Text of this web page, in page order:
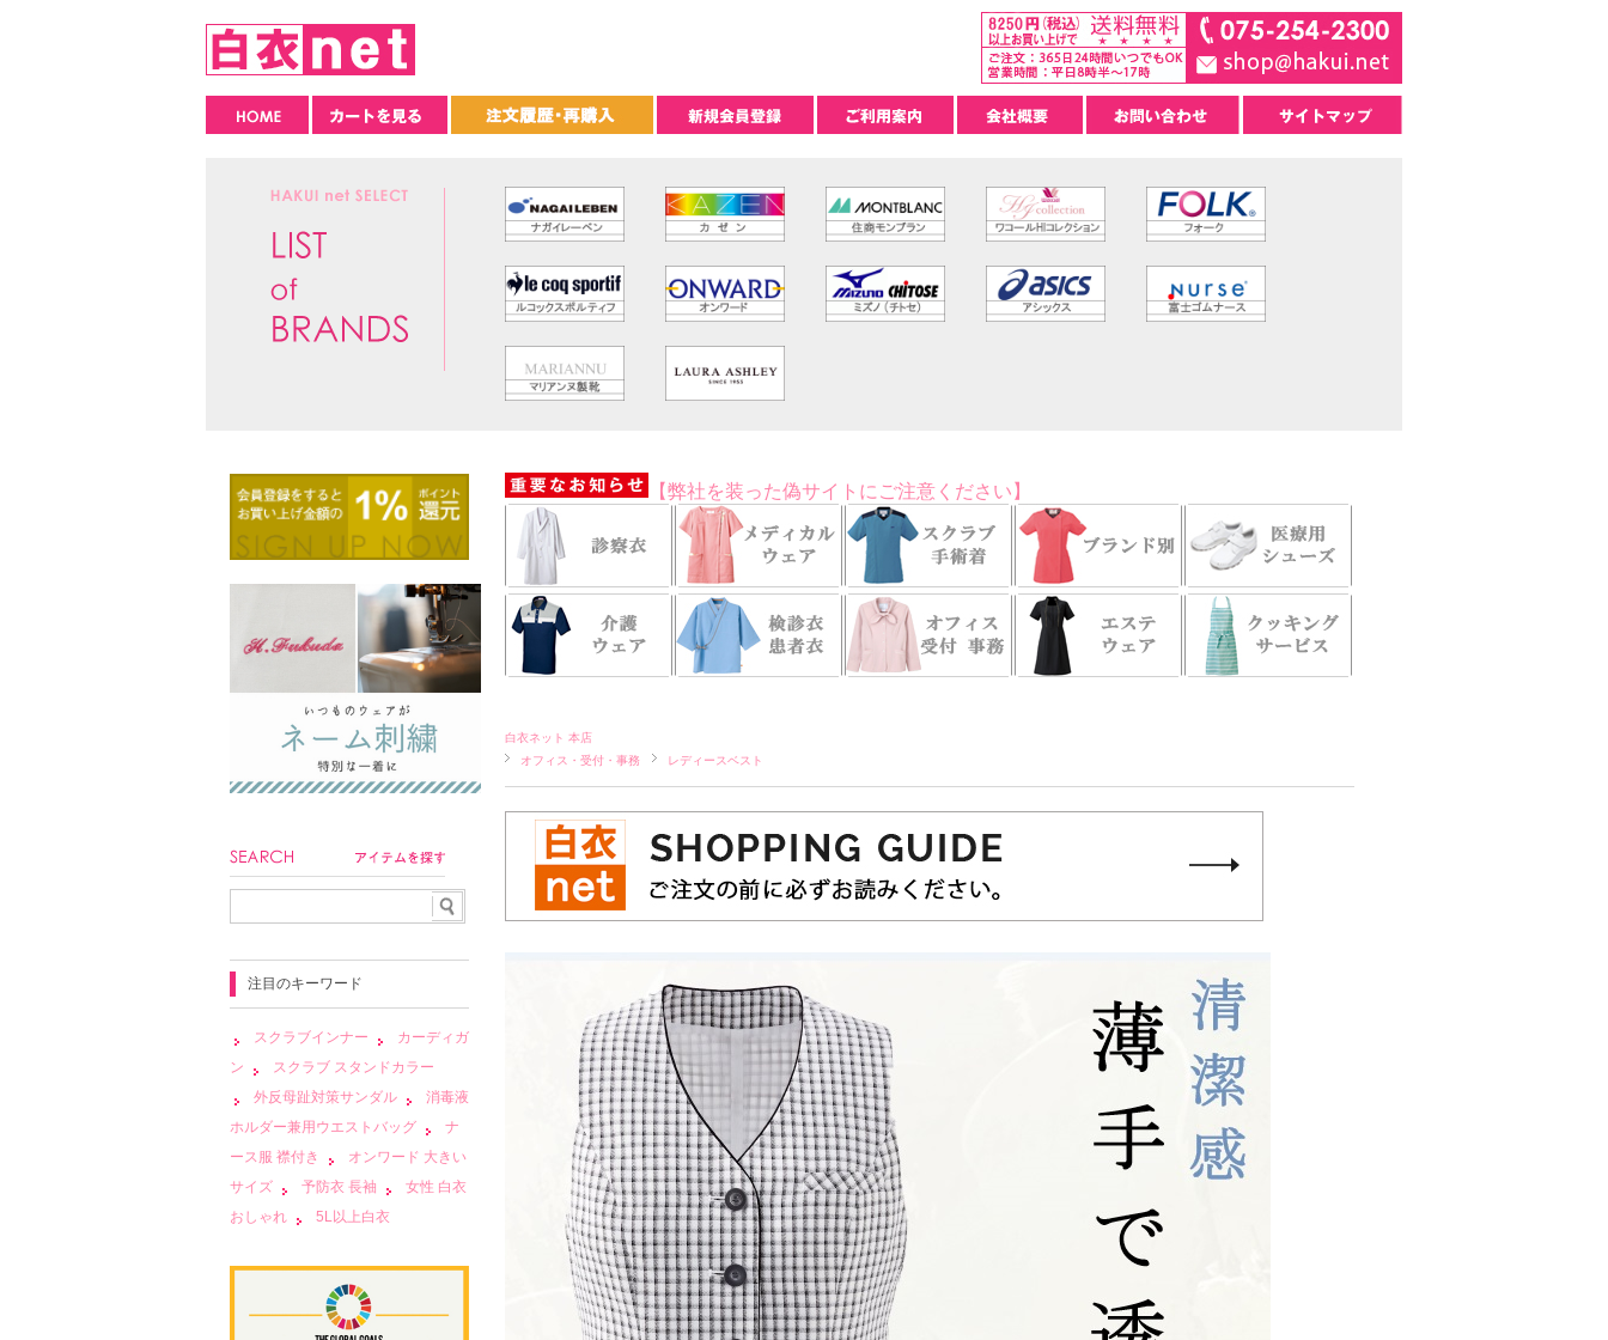
【弊社を装った偽サイトにご注意ください】
白衣ネット 本店
オフィス・受付・事務
レディースベスト
注目のキーワード
スクラブインナー
カーディガ
ン
スクラブ スタンドカラー
外反母趾対策サンダル
消毒液
ホルダー兼用ウエストバッグ
ナ
ース服 襟付き
オンワード 大きい
サイズ
予防衣 長袖
女性 白衣
おしゃれ
5L以上白衣